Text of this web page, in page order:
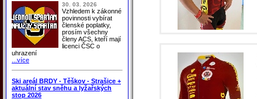
30. 03. 2026
Vzhledem k zákonné
povinnosti vybírat
členské poplatky,
prosím všechny
členy ACS, kteří mají
licenci ČSC o
uhrazení
...více
Ski areál BRDY - Těškov - Strašice +
aktuální stav sněhu a lyžařských
stop 2026